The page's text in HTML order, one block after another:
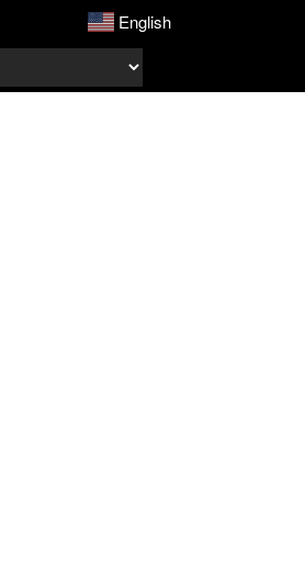
English